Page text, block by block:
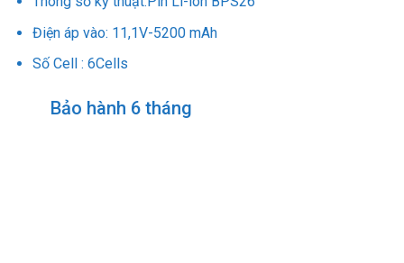
Điện áp vào: 11,1V-5200 mAh
Số Cell : 6Cells
Bảo hành 6 tháng